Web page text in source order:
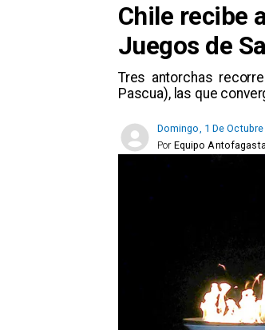
Chile recibe
Juegos de
Tres antorchas
Pascua), las que
Domingo, 1 De
Equipo
Por